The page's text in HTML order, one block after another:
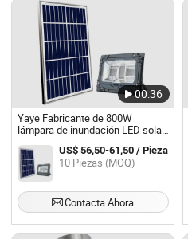
00:36
Yaye Fabricante de 800W
lámpara de inundación LED solar
RGB bluetooth con ritmo musical
para uso en exteriores IP67
impermeable 60W a 800W
disponible con 2000PCS stock
US$ 56,50-61,50 / Pieza
10 Piezas (MOQ)
Contacta Ahora